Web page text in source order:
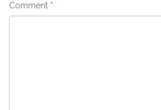
Comment *